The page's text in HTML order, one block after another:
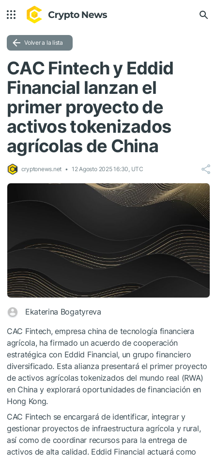
Volver a la lista
CAC Fintech y Eddid
Financial lanzan el
primer proyecto de
activos tokenizados
agrícolas de China
cryptonews.net 12 Agosto 2025 16:30, UTC
Ekaterina Bogatyreva
CAC Fintech, empresa china de tecnología financiera
agrícola, ha firmado un acuerdo de cooperación
estratégica con Eddid Financial, un grupo financiero
diversificado. Esta alianza presentará el primer proyecto
de activos agrícolas tokenizados del mundo real (RWA)
en China y explorará oportunidades de financiación en
Hong Kong.
CAC Fintech se encargará de identificar, integrar y
gestionar proyectos de infraestructura agrícola y rural,
así como de coordinar recursos para la entrega de
activos de alta calidad. Eddid Financial actuará como